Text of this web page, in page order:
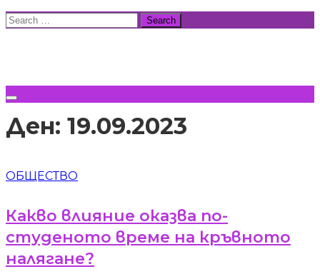
Skip
Search
Ден: 19.09.2023
ОБЩЕСТВО
Какво влияние оказва по-
студеното време на кръвното
налягане?